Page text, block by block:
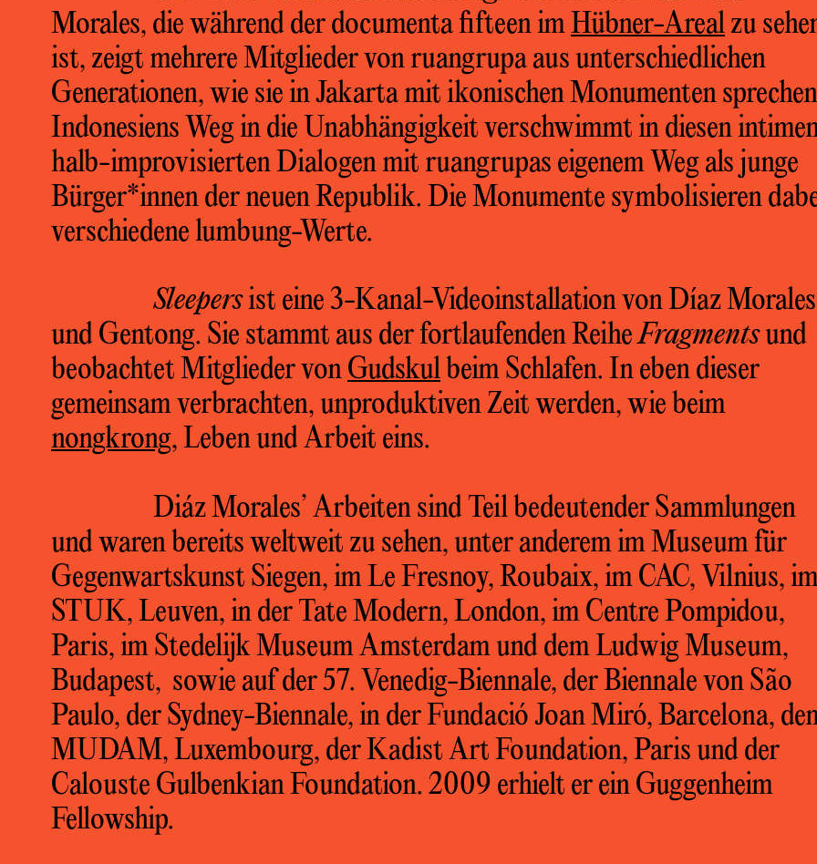
Morales, die während der documenta fifteen imHübner-Areal zu
ist, zeigt mehrere Mitglieder von ruangrupa aus unterschiedlichen
Generationen, wie sie in Jakarta mit ikonischen Monumenten
Indonesiens Weg in die Unabhängigkeit verschwimmt in diesen
halb-improvisierten Dialogen mit ruangrupas eigenem Weg als junge
Bürger*innen der neuen Republik. Die Monumente symbolisieren
verschiedene lumbung-Werte.
Sleepersist eine 3-Kanal-Videoinstallation von Díaz Morales
und Gentong. Sie stammt aus der fortlaufenden ReiheFragmentsund
beobachtet Mitglieder von Gudskul beim Schlafen. In eben dieser
gemeinsam verbrachten, unproduktiven Zeit werden, wie beim
nongkrong, Leben und Arbeit eins.
Diáz Morales’ Arbeiten sind Teil bedeutender Sammlungen
und waren bereits weltweit zu sehen, unter anderem im Museum für
Gegenwartskunst Siegen, im Le Fresnoy, Roubaix, im CAC, Vilnius,
STUK, Leuven, in der Tate Modern, London, im Centre Pompidou,
Paris, im Stedelijk Museum Amsterdam und dem Ludwig Museum,
Budapest, sowie auf der 57. Venedig-Biennale, der Biennale von São
Paulo, der Sydney-Biennale, in der Fundació Joan Miró, Barcelona,
MUDAM, Luxembourg, der Kadist Art Foundation, Paris und der
Calouste Gulbenkian Foundation. 2009 erhielt er ein Guggenheim
Fellowship.